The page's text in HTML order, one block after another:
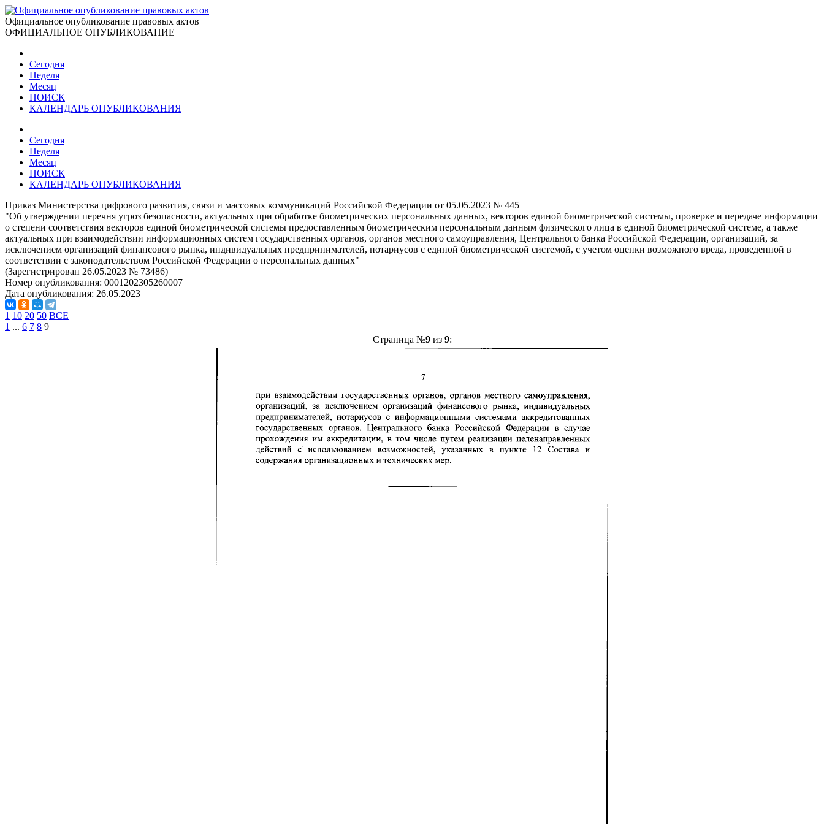
Официальное опубликование правовых актов
ОФИЦИАЛЬНОЕ ОПУБЛИКОВАНИЕ
Сегодня
Неделя
Месяц
ПОИСК
КАЛЕНДАРЬ ОПУБЛИКОВАНИЯ
Сегодня
Неделя
Месяц
ПОИСК
КАЛЕНДАРЬ ОПУБЛИКОВАНИЯ
Приказ Министерства цифрового развития, связи и массовых коммуникаций Российской Федерации от 05.05.2023 № 445
"Об утверждении перечня угроз безопасности, актуальных при обработке биометрических персональных данных, векторов единой биометрической системы, проверке и передаче информации
о степени соответствия векторов единой биометрической системы предоставленным биометрическим персональным данным физического лица в единой биометрической системе, а также
актуальных при взаимодействии информационных систем государственных органов, органов местного самоуправления, Центрального банка Российской Федерации, организаций, за
исключением организаций финансового рынка, индивидуальных предпринимателей, нотариусов с единой биометрической системой, с учетом оценки возможного вреда, проведенной в
соответствии с законодательством Российской Федерации о персональных данных"
(Зарегистрирован 26.05.2023 № 73486)
Номер опубликования: 0001202305260007
Дата опубликования: 26.05.2023
1 10 20 50 ВСЕ
1 ... 6 7 8 9
Страница №9из 9: